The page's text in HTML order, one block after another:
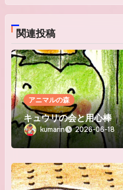
ン
関連投稿
アニマルの森
キュウリの会と用心棒
kumarin 2026-06-18